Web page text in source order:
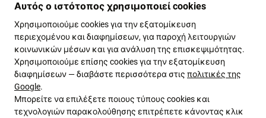
FixPremium
Προστατευτικό Γυαλί
για iPhone XR, 11,
FixPremium
FixPremium
Προστατευτικό Γυαλί
iPhone XR | 11 |
FixPremium Privacy Anti-
Αυτός ο ιστότοπος χρησιμοποιεί cookies
Χρησιμοποιούμε cookies για την εξατομίκευση
περιεχομένου και διαφημίσεων, για παροχή λειτουργιών
κοινωνικών μέσων και για ανάλυση της επισκεψιμότητας.
Χρησιμοποιούμε επίσης cookies για την εξατομίκευση
διαφημίσεων — διαβάστε περισσότερα στις πολιτικές της
Google.
Μπορείτε να επιλέξετε ποιους τύπους cookies και
τεχνολογιών παρακολούθησης επιτρέπετε κάνοντας κλικ